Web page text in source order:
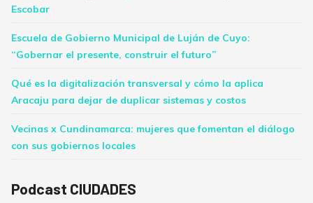
Escobar
Escuela de Gobierno Municipal de Luján de Cuyo:
“Gobernar el presente, construir el futuro”
Qué es la digitalización transversal y cómo la aplica
Aracaju para dejar de duplicar sistemas y costos
Vecinas x Cundinamarca: mujeres que fomentan el diálogo
con sus gobiernos locales
Podcast CIUDADES